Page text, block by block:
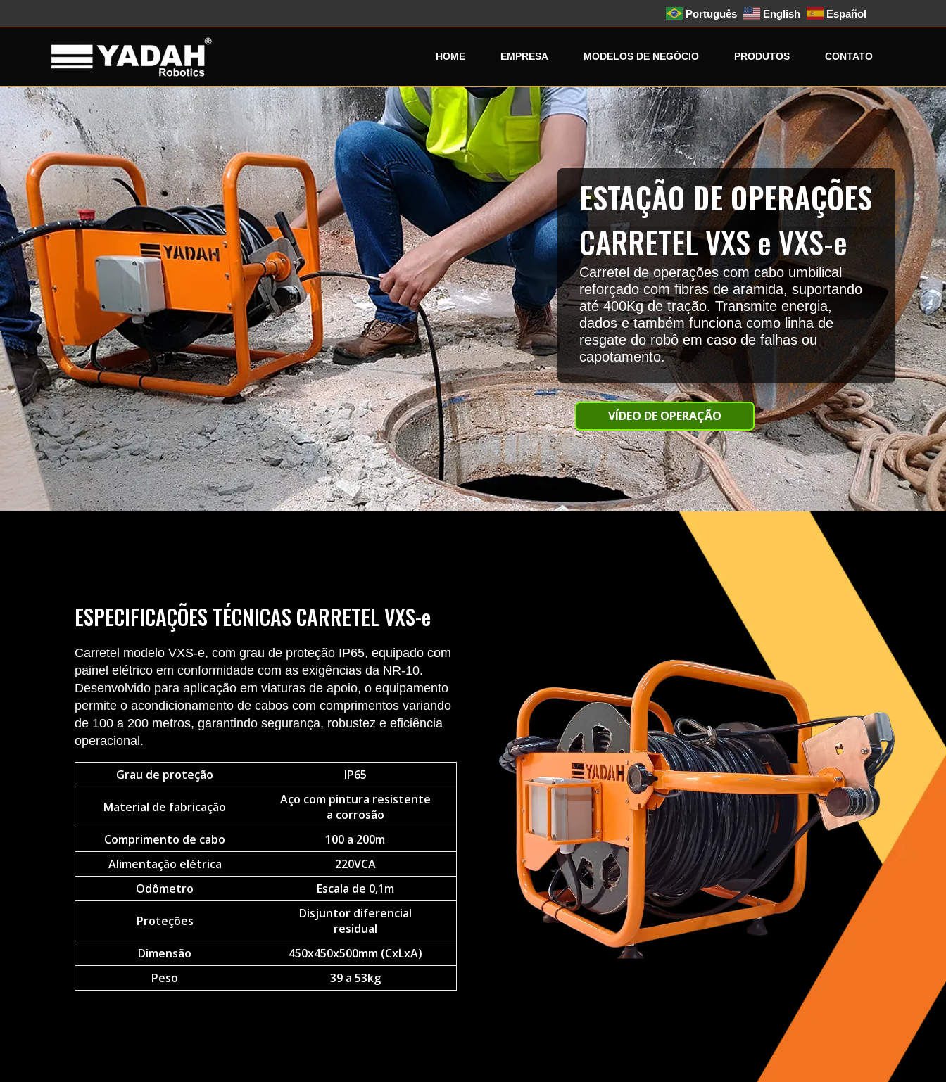
Português English Español
HOME EMPRESA MODELOS DE NEGÓCIO PRODUTOS CONTATO
ESTAÇÃO DE OPERAÇÕES
CARRETEL VXS e VXS-e
Carretel de operações com cabo umbilical
reforçado com fibras de aramida, suportando
até 400Kg de tração. Transmite energia,
dados e também funciona como linha de
resgate do robô em caso de falhas ou
capotamento.
VÍDEO DE OPERAÇÃO
ESPECIFICAÇÕES TÉCNICAS CARRETEL VXS-e
Carretel modelo VXS-e, com grau de proteção IP65, equipado com
painel elétrico em conformidade com as exigências da NR-10.
Desenvolvido para aplicação em viaturas de apoio, o equipamento
permite o acondicionamento de cabos com comprimentos variando
de 100 a 200 metros, garantindo segurança, robustez e eficiência
operacional.
Grau de proteção IP65
Material de fabricação
Aço com pintura resistente
a corrosão
Comprimento de cabo
100 a 200m
Alimentação elétrica
220VCA
Odômetro
Escala de 0,1m
Proteções
Disjuntor diferencial
residual
Dimensão
450x450x500mm (CxLxA)
Peso
39 a 53kg